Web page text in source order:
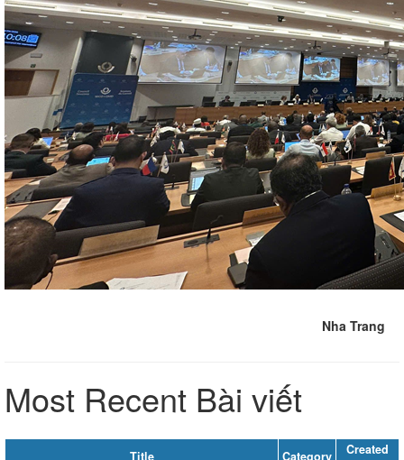
Nha Trang
Most Recent Bài viết
Title Category
Created